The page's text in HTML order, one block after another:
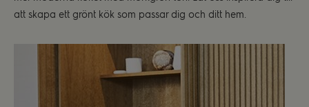
att skapa ett grönt kök som passar dig och ditt hem.